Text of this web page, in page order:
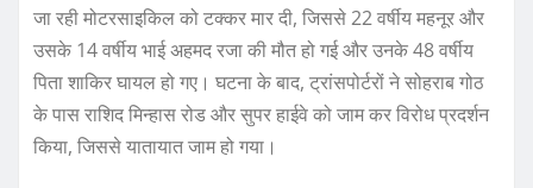
जा रही मोटरसाइकिल को टक्कर मार दी, जिससे 22 वर्षीय महनूर और
उसके 14 वर्षीय भाई अहमद रजा की मौत हो गई और उनके 48 वर्षीय
पिता शाकिर घायल हो गए। घटना के बाद, ट्रांसपोर्टरों ने सोहराब गोठ
के पास राशिद मिन्हास रोड और सुपर हाईवे को जाम कर विरोध प्रदर्शन
किया, जिससे यातायात जाम हो गया।